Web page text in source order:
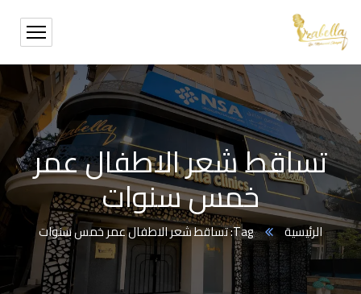
تساقط شعر الاطفال عمر
خمس سنوات
الرئيسية Tag: تساقط شعر الاطفال عمر خمس سنوات